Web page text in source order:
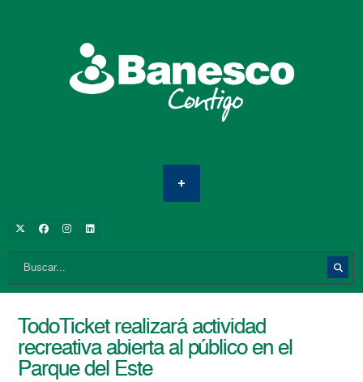
TodoTicket realizará actividad
recreativa abierta al público en el
Parque del Este